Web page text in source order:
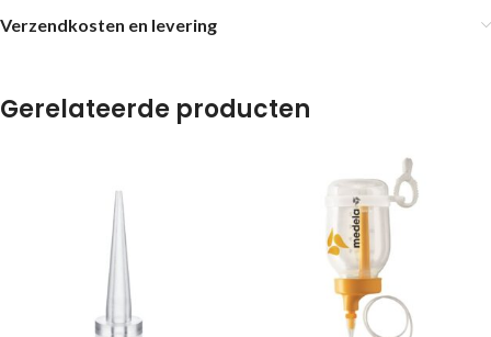
Verzendkosten en levering
Gerelateerde producten